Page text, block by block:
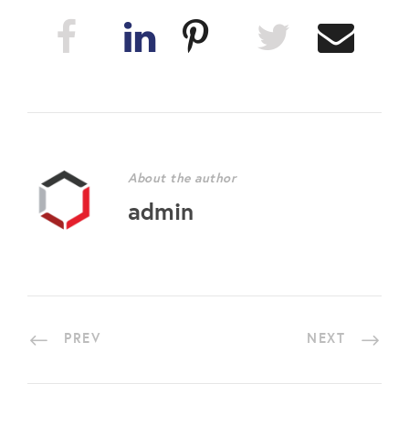
About the author
admin
PREV NEXT